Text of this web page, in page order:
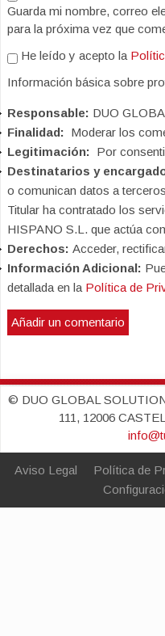
Guarda mi nombre, correo
para la próxima vez que
He leído y acepto la
Información básica sobre
Responsable: DUO
Finalidad: Moderar los
Legitimación: Por
Destinatarios y
o comunican datos a
Titular ha contratado los
HISPANO S.L. que actúa
Derechos: Acceder,
Información Adicional:
detallada en la Política de
© DUO GLOBAL
111, 12006
Aviso Legal Política de